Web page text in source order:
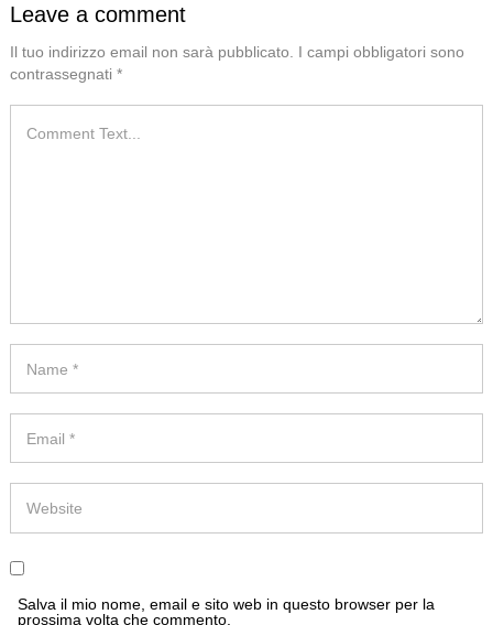
Leave a comment
Il tuo indirizzo email non sarà pubblicato. I campi obbligatori sono
contrassegnati *
Salva il mio nome, email e sito web in questo browser per la
prossima volta che commento.